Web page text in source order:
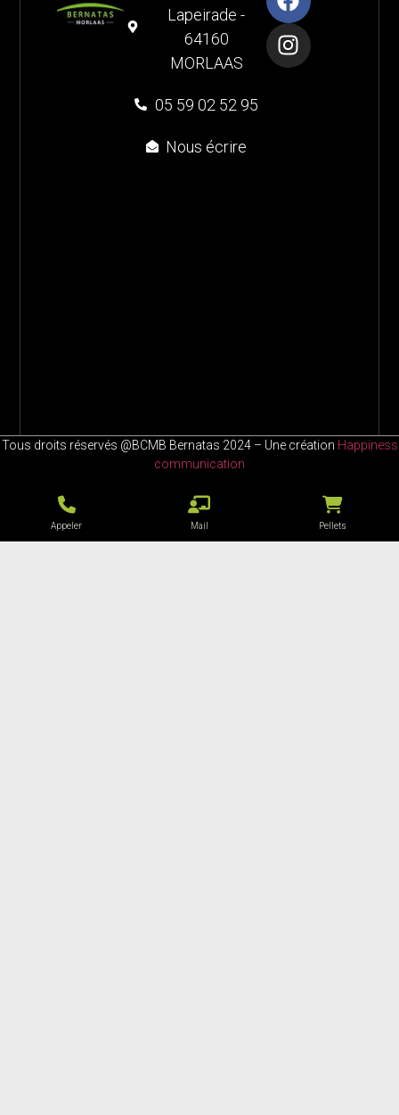
Lapeirade -
64160
MORLAAS
05 59 02 52 95
Nous écrire
Tous droits réservés @BCMB Bernatas 2024 – Une création Happiness
communication
Appeler Mail Pellets